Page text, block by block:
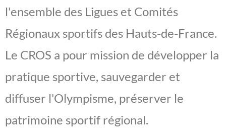
l'ensemble des Ligues et Comités
Régionaux sportifs des Hauts-de-France.
Le CROS a pour mission de développer la
pratique sportive, sauvegarder et
diffuser l'Olympisme, préserver le
patrimoine sportif régional.